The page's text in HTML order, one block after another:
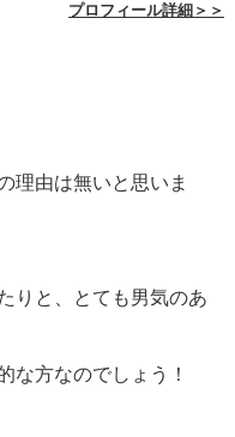
プロフィール詳細＞＞
理由は無いと思いま
りと、とても男気のあ
な方なのでしょう！